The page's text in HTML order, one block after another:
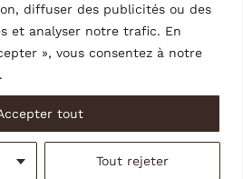
diffuser des publicités ou des
et analyser notre trafic. En
», vous consentez à notre
Tout rejeter
tout
Intrasite